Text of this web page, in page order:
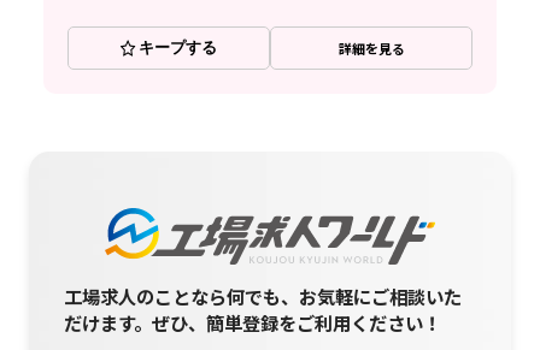
キープする 詳細を見る
工場求人のことなら何でも、お気軽にご相談いた
だけます。ぜひ、簡単登録をご利用ください！